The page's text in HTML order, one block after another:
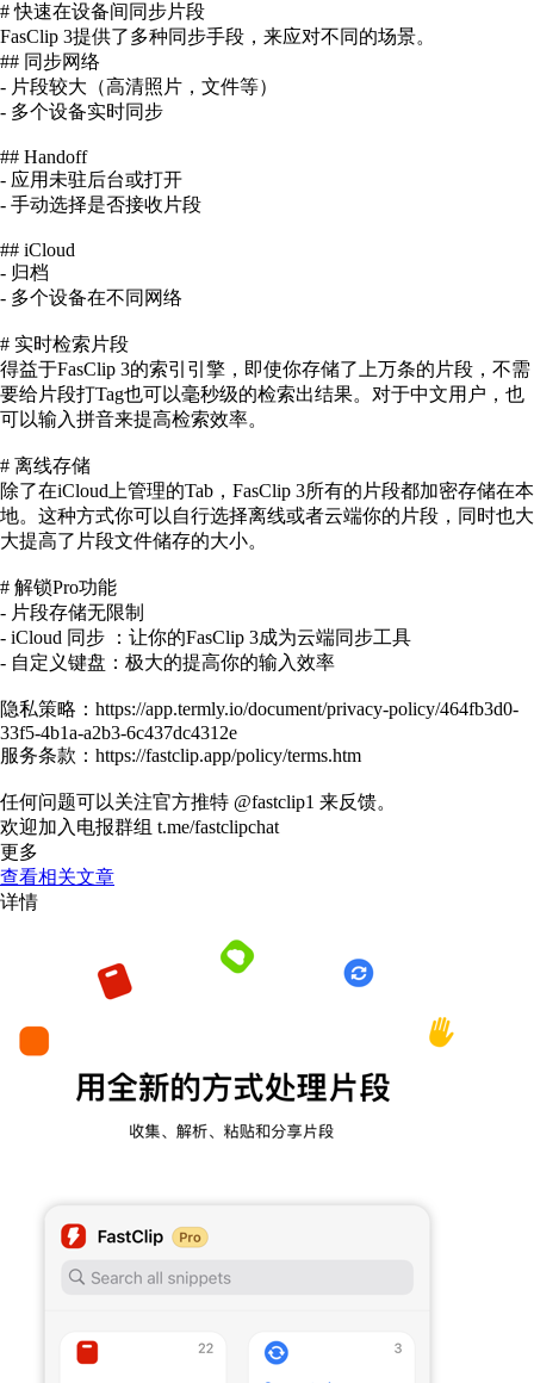
# 快速在设备间同步片段
FasClip 3提供了多种同步手段，来应对不同的场景。
## 同步网络
- 片段较大（高清照片，文件等）
- 多个设备实时同步
## Handoff
- 应用未驻后台或打开
- 手动选择是否接收片段
## iCloud
- 归档
- 多个设备在不同网络
# 实时检索片段
得益于FasClip 3的索引引擎，即使你存储了上万条的片段，不需
要给片段打Tag也可以毫秒级的检索出结果。对于中文用户，也
可以输入拼音来提高检索效率。
# 离线存储
除了在iCloud上管理的Tab，FasClip 3所有的片段都加密存储在本
地。这种方式你可以自行选择离线或者云端你的片段，同时也大
大提高了片段文件储存的大小。
# 解锁Pro功能
- 片段存储无限制
- iCloud 同步 ：让你的FasClip 3成为云端同步工具
- 自定义键盘：极大的提高你的输入效率
隐私策略：https://app.termly.io/document/privacy-policy/464fb3d0-
33f5-4b1a-a2b3-6c437dc4312e
服务条款：https://fastclip.app/policy/terms.htm
任何问题可以关注官方推特 @fastclip1 来反馈。
欢迎加入电报群组 t.me/fastclipchat
更多
查看相关文章
详情